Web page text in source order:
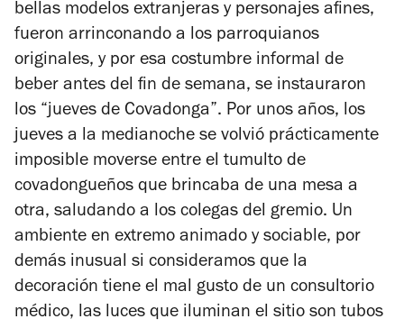
bellas modelos extranjeras y personajes afines,
fueron arrinconando a los parroquianos
originales, y por esa costumbre informal de
beber antes del fin de semana, se instauraron
los “jueves de Covadonga”. Por unos años, los
jueves a la medianoche se volvió prácticamente
imposible moverse entre el tumulto de
covadongueños que brincaba de una mesa a
otra, saludando a los colegas del gremio. Un
ambiente en extremo animado y sociable, por
demás inusual si consideramos que la
decoración tiene el mal gusto de un consultorio
médico, las luces que iluminan el sitio son tubos